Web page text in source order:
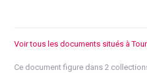
Voir tous les documents situés à
Ce document figure dans 2